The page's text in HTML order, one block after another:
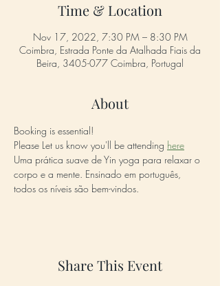
Time & Location
Nov 17, 2022, 7:30 PM – 8:30 PM
Coimbra, Estrada Ponte da Atalhada Fiais da
Beira, 3405-077 Coimbra, Portugal
About
Booking is essential!
Please Let us know you'll be attending here
Uma prática suave de Yin yoga para relaxar o
corpo e a mente. Ensinado em português,
todos os níveis são bem-vindos.
Share This Event